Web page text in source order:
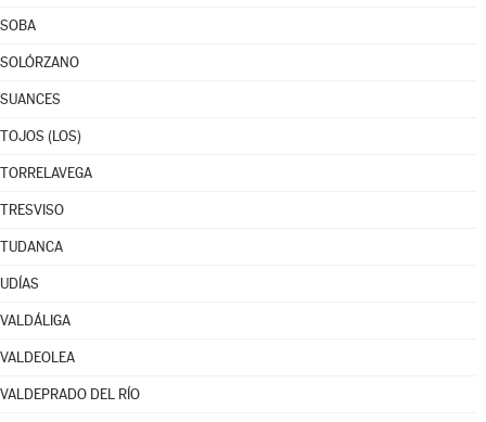
SOBA
SOLÓRZANO
SUANCES
TOJOS (LOS)
TORRELAVEGA
TRESVISO
TUDANCA
UDÍAS
VALDÁLIGA
VALDEOLEA
VALDEPRADO DEL RÍO